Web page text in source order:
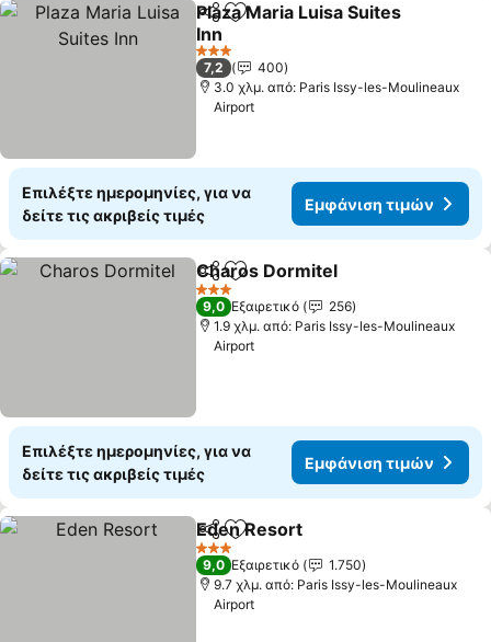
Κοινοποίηση
Προσθήκη στα αγαπημένα
Plaza Maria Luisa Suites
Inn
3 Αστέρια
7,2
400
3.0 χλμ. από: Paris Issy-les-Moulineaux
Airport
Επιλέξτε ημερομηνίες, για να
δείτε τις ακριβείς τιμές
Εμφάνιση τιμών
Κοινοποίηση
Προσθήκη στα αγαπημένα
Charos Dormitel
3 Αστέρια
9,0 Εξαιρετικό
256
1.9 χλμ. από: Paris Issy-les-Moulineaux
Airport
Επιλέξτε ημερομηνίες, για να
δείτε τις ακριβείς τιμές
Εμφάνιση τιμών
Κοινοποίηση
Προσθήκη στα αγαπημένα
Eden Resort
3 Αστέρια
9,0 Εξαιρετικό
1.750
9.7 χλμ. από: Paris Issy-les-Moulineaux
Airport